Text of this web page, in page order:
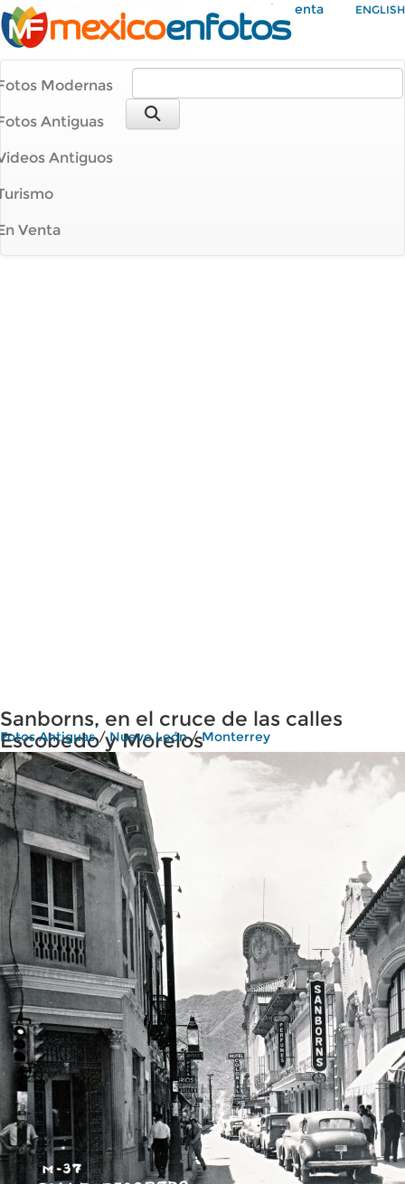
Mi Cuenta ENGLISH
Modernas
Antiguas
Antiguos
Venta
Sanborns, en el cruce de las calles
Escobedo y Morelos
Fotos Antiguas/Nuevo León/Monterrey